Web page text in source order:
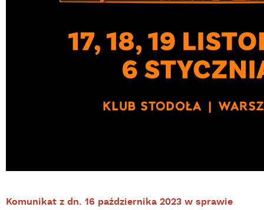
Komunikat z dn. 16 października 2023 w sprawie